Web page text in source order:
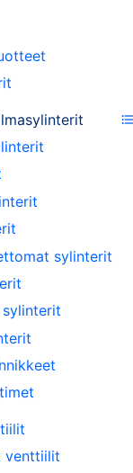
sylinterit
venttiilit